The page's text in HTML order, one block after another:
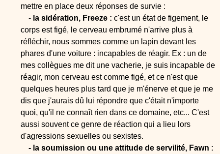
mettre en place deux réponses de survie :
- la sidération, Freeze : c'est un état de figement, le
corps est figé, le cerveau embrumé n'arrive plus à
réfléchir, nous sommes comme un lapin devant les
phares d'une voiture : incapables de réagir. Ex : un de
mes collègues me dit une vacherie, je suis incapable de
réagir, mon cerveau est comme figé, et ce n'est que
quelques heures plus tard que je m'énerve et que je me
dis que j'aurais dû lui répondre que c'était n'importe
quoi, qu'il ne connaît rien dans ce domaine, etc... C'est
aussi souvent ce genre de réaction qui a lieu lors
d'agressions sexuelles ou sexistes.
- la soumission ou une attitude de servilité, Fawn :